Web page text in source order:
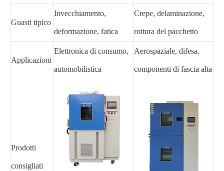
Guasti tipico
Invecchiamento,
deformazione, fatica
Crepe, delaminazione,
rottura del pacchetto
Applicazioni
Elettronica di consumo,
automobilistica
Aerospaziale, difesa,
componenti di fascia alta
Prodotti
consigliati